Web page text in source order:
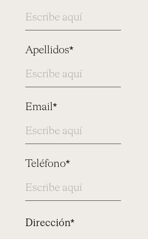
Apellidos*
Email*
Teléfono*
Address
Dirección*